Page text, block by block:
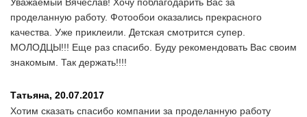
Уважаемый Вячеслав! Хочу поблагодарить Вас за
проделанную работу. Фотообои оказались прекрасного
качества. Уже приклеили. Детская смотрится супер.
МОЛОДЦЫ!!! Еще раз спасибо. Буду рекомендовать Вас своим
знакомым. Так держать!!!!
Татьяна, 20.07.2017
Хотим сказать спасибо компании за проделанную работу